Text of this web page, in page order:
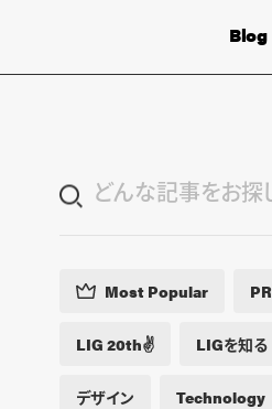
Blog
Most Popular PR
LIG 20th✌️ LIGを知る
デザイン Technology